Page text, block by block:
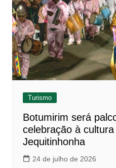
Turismo
Botumirim será
celebração à
Jequitinhonha
24 de julho de 2026